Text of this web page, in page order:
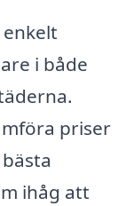
i både
priser
ihåg att